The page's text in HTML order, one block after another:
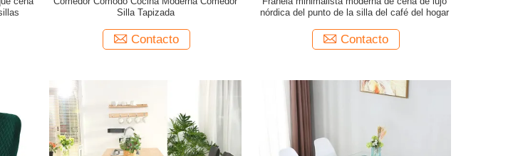
Silla Tapizada
Contacto
nórdica del punto de la silla del café del hogar
Contacto